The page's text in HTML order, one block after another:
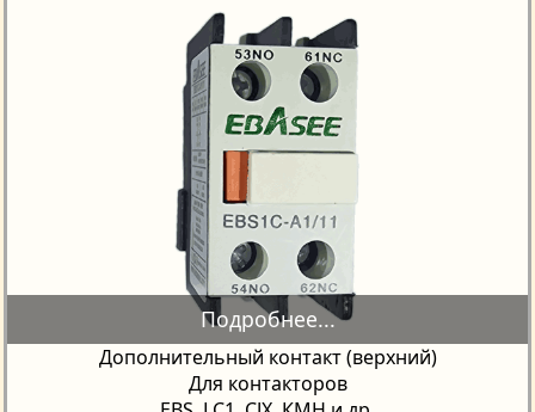
Дополнительный контакт (верхний)
Для контакторов